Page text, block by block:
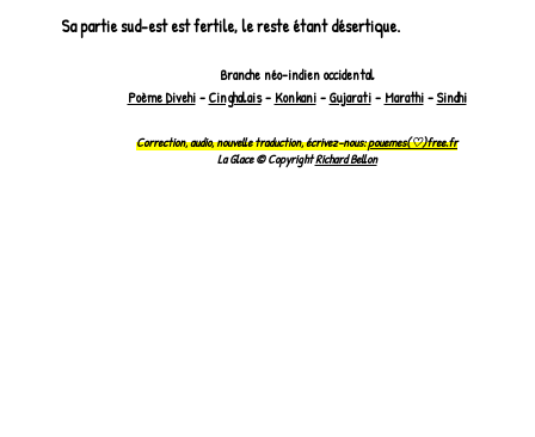
Sa partie sud-est est fertile, le reste étant désertique.
Branche néo-indien occidental
Poème Divehi-Cinghalais- Konkani-Gujarati- Marathi-Sindhi
Correction, audio, nouvelle traduction, écrivez-nous:pouemes(♡)free.fr
La Glace © CopyrightRichard Bellon